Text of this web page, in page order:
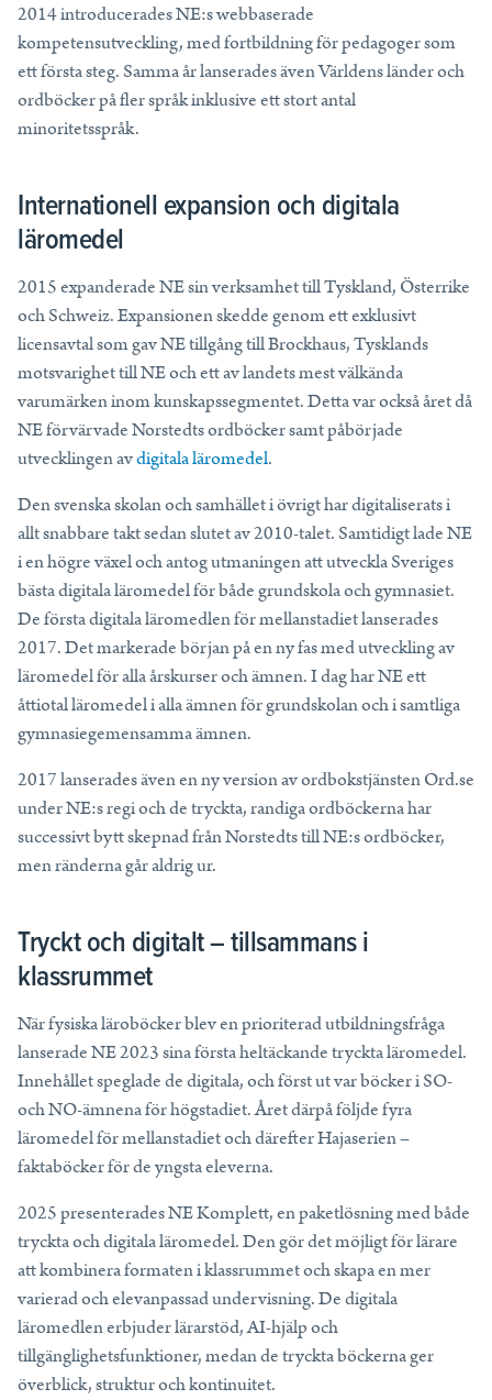
2014 introducerades NE:s webbaserade
kompetensutveckling, med fortbildning för pedagoger som
ett första steg. Samma år lanserades även Världens länder och
ordböcker på fler språk inklusive ett stort antal
minoritetsspråk.
Internationell expansion och digitala
läromedel
2015 expanderade NE sin verksamhet till Tyskland, Österrike
och Schweiz. Expansionen skedde genom ett exklusivt
licensavtal som gav NE tillgång till Brockhaus, Tysklands
motsvarighet till NE och ett av landets mest välkända
varumärken inom kunskapssegmentet. Detta var också året då
NE förvärvade Norstedts ordböcker samt påbörjade
utvecklingen avdigitala läromedel.
Den svenska skolan och samhället i övrigt har digitaliserats i
allt snabbare taktsedanslutet av 2010-talet. SamtidigtladeNE
i en högre växel ochantogutmaningen att utveckla Sveriges
bästa digitala läromedel för både grundskola och gymnasiet.
De första digitala läromedlen för mellanstadiet lanserades
2017. Det markerade början på en ny fas med utveckling av
läromedel för alla årskurser och ämnen.I daghar NE ett
åttiotal läromedel i alla ämnen för grundskolan och i samtliga
gymnasiegemensamma ämnen.
2017 lanserades även en ny version av ordbokstjänsten Ord.se
under NE:s regi och de tryckta, randiga ordböckerna har
successivt bytt skepnad från Norstedts till NE:s ordböcker,
men ränderna går aldrig ur.
Tryckt och digitalt – tillsammans i
klassrummet
När fysiska läroböcker blev en prioriterad utbildningsfråga
lanserade NE 2023 sina första heltäckande tryckta läromedel.
Innehållet speglade de digitala, och först ut var böcker i SO-
och NO-ämnena för högstadiet. Året därpå följde fyra
läromedel för mellanstadiet och därefter Hajaserien –
faktaböcker för de yngsta eleverna.
2025 presenterades NE Komplett, en paketlösning med både
tryckta och digitala läromedel. Den gör det möjligt för lärare
att kombinera formaten i klassrummet och skapa en mer
varierad och elevanpassad undervisning. De digitala
läromedlen erbjuder lärarstöd, AI-hjälp och
tillgänglighetsfunktioner, medan de tryckta böckerna ger
överblick, struktur och kontinuitet.